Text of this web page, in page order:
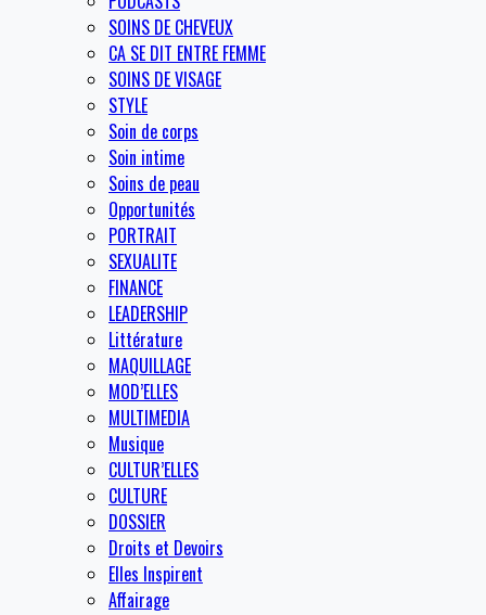
SOINS DE CHEVEUX
CA SE DIT ENTRE FEMME
SOINS DE VISAGE
STYLE
Soin de corps
Soin intime
Soins de peau
Opportunités
PORTRAIT
SEXUALITE
FINANCE
LEADERSHIP
Littérature
MAQUILLAGE
MOD’ELLES
MULTIMEDIA
Musique
CULTUR’ELLES
CULTURE
DOSSIER
Droits et Devoirs
Elles Inspirent
Affairage